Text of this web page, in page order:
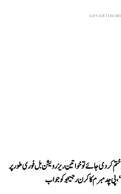
کر دی جائے تو خواتین ریزرویشن بل فوری طور پر
پی چدمبرم کا کرن رجیجو کو جواب